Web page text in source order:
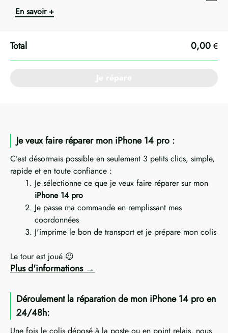
En savoir +
0,00 €
Je veux faire réparer mon iPhone 14 pro :
C’est désormais possible en seulement 3 petits clics, simple,
rapide et en toute confiance :
Je sélectionne ce que je veux faire réparer sur mon
iPhone 14 pro
Je passe ma commande en remplissant mes
coordonnées
J'imprime le bon de transport et je prépare mon colis
Le tour est joué 😉
Plus d'informations
Déroulement la réparation de mon iPhone 14 pro en
24/48h:
Une fois le colis déposé à la poste ou en point relais, nous